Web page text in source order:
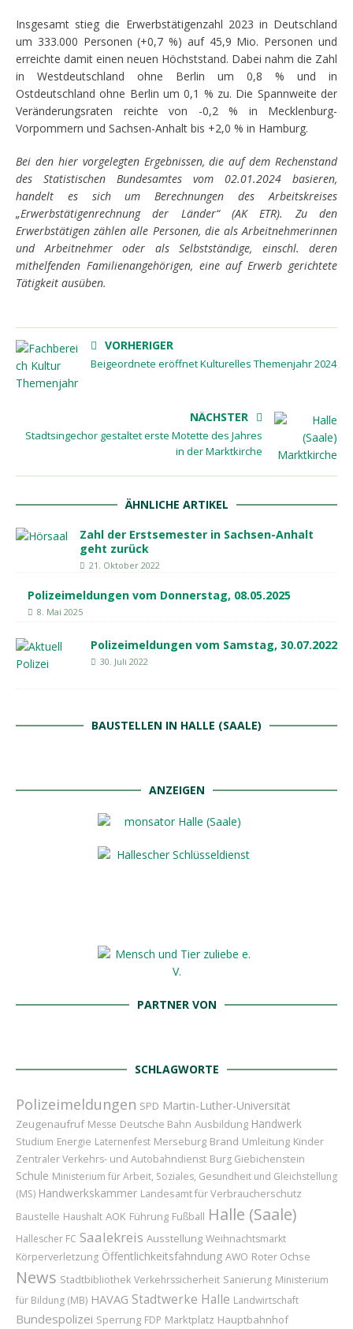
Insgesamt stieg die Erwerbstätigenzahl 2023 in Deutschland
um 333.000 Personen (+0,7 %) auf 45,9 Mio. Personen und
erreichte damit einen neuen Höchststand. Dabei nahm die Zahl
in Westdeutschland ohne Berlin um 0,8 % und in
Ostdeutschland ohne Berlin um 0,1 % zu. Die Spannweite der
Veränderungsraten reichte von -0,2 % in Mecklenburg-
Vorpommern und Sachsen-Anhalt bis +2,0 % in Hamburg.
Bei den hier vorgelegten Ergebnissen, die auf dem Rechenstand
des Statistischen Bundesamtes vom 02.01.2024 basieren,
handelt es sich um Berechnungen des Arbeitskreises
„Erwerbstätigenrechnung der Länder“ (AK ETR). Zu den
Erwerbstätigen zählen alle Personen, die als Arbeitnehmerinnen
und Arbeitnehmer oder als Selbstständige, einschl. deren
mithelfenden Familienangehörigen, eine auf Erwerb gerichtete
Tätigkeit ausüben.
VORHERIGER
Beigeordnete eröffnet Kulturelles Themenjahr 2024
NÄCHSTER
Stadtsingechor gestaltet erste Motette des Jahres
in der Marktkirche
ÄHNLICHE ARTIKEL
Zahl der Erstsemester in Sachsen-Anhalt
geht zurück
21. Oktober 2022
Polizeimeldungen vom Donnerstag, 08.05.2025
8. Mai 2025
Polizeimeldungen vom Samstag, 30.07.2022
30. Juli 2022
BAUSTELLEN IN HALLE (SAALE)
ANZEIGEN
PARTNER VON
SCHLAGWORTE
Polizeimeldungen SPD Martin-Luther-Universität
Zeugenaufruf Messe Deutsche Bahn Ausbildung Handwerk
Studium Energie Laternenfest Merseburg Brand Umleitung Kinder
Zentraler Verkehrs- und Autobahndienst Burg Giebichenstein
Schule Ministerium für Arbeit, Soziales, Gesundheit und Gleichstellung
(MS) Handwerkskammer Landesamt für Verbraucherschutz
Baustelle Haushalt AOK Führung Fußball Halle (Saale)
Hallescher FC Saalekreis Ausstellung Weihnachtsmarkt
Körperverletzung Öffentlichkeitsfahndung AWO Roter Ochse
News Stadtbibliothek Verkehrssicherheit Sanierung Ministerium
für Bildung (MB) HAVAG Stadtwerke Halle Landwirtschaft
Bundespolizei Sperrung FDP Marktplatz Hauptbahnhof